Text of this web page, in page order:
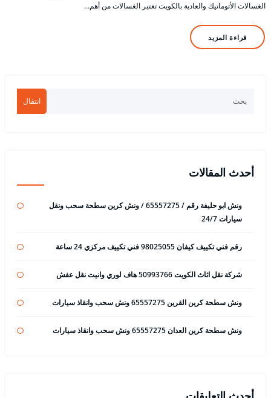
الغسالات الأتوماتيك والعادية بالكويت تعتبر الغسالات من أهم…
قراءة المزيد
انتقال
أحدث المقالات
ونش ابو حليفة رقم / 65557275 / ونش كرين سطحة سحب ونقل
سيارات 24/7
رقم فني تكييف كيفان 98025055 فني تكييف مركزي 24 ساعة
شركة نقل اثاث الكويت 50993766 هاف لوري وانيت نقل عفش
ونش سطحة كرين القرين 65557275 ونش سحب وانقاذ سيارات
ونش سطحة كرين العدان 65557275 ونش سحب وانقاذ سيارات